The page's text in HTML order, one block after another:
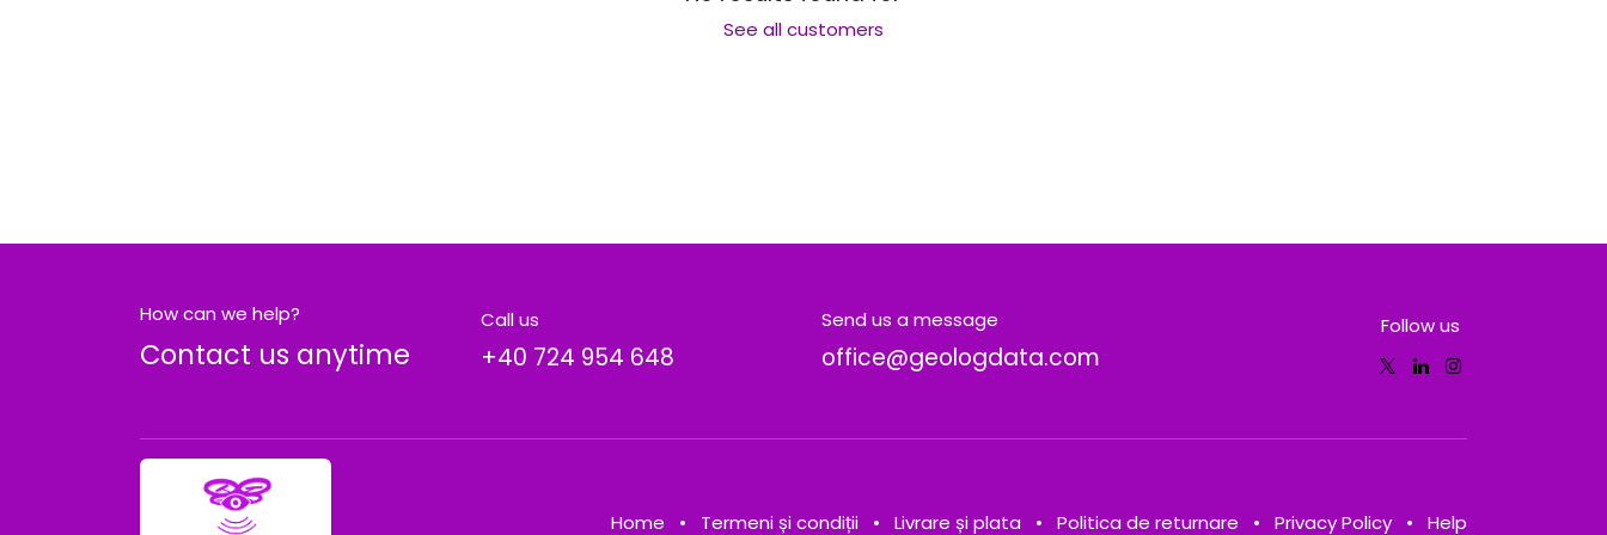
See all customers
How can we help?
Contact us anytime
Call us
+40 724 954 648
Send us a message
office@geologdata.com
Follow us
Home • Termeni și condiții • Livrare și plata • Politica de returnare • Privacy Policy • Help